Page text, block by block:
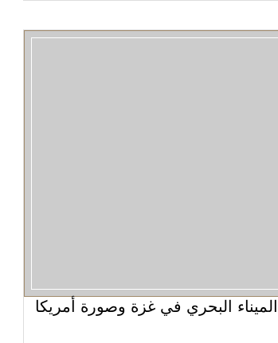
الميناء البحري في غزة وصورة أمريكا